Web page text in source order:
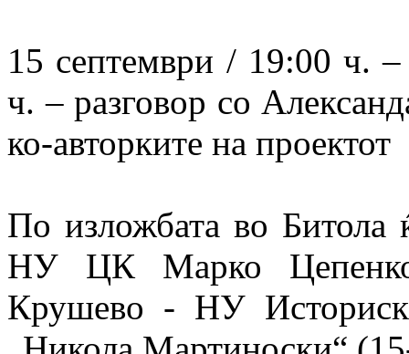
15 септември / 19:00 ч.
ч. – разговор со
ко-авторките на проектот
По изложбата во Битола
НУ ЦК Марко
Крушево - НУ